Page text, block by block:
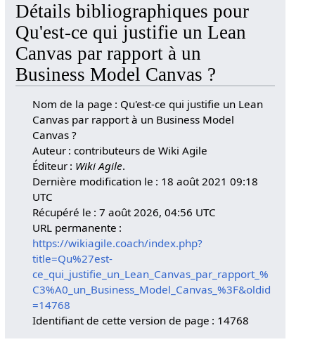
Détails bibliographiques pour
Qu'est-ce qui justifie un Lean
Canvas par rapport à un
Business Model Canvas ?
Nom de la page : Qu'est-ce qui justifie un Lean
Canvas par rapport à un Business Model
Canvas ?
Auteur : contributeurs de Wiki Agile
Éditeur : Wiki Agile.
Dernière modification le : 18 août 2021 09:18
UTC
Récupéré le : 7 août 2026, 04:56 UTC
URL permanente :
https://wikiagile.coach/index.php?
title=Qu%27est-
ce_qui_justifie_un_Lean_Canvas_par_rapport_%
C3%A0_un_Business_Model_Canvas_%3F&oldid
=14768
Identifiant de cette version de page : 14768